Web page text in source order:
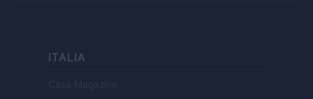
ITALIA
Casa Magazine